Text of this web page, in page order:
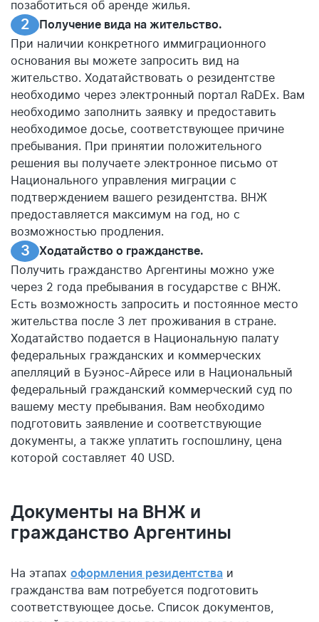
позаботиться об аренде жилья.
Получение вида на жительство.
При наличии конкретного иммиграционного
основания вы можете запросить вид на
жительство. Ходатайствовать о резидентстве
необходимо через электронный портал RaDEx. Вам
необходимо заполнить заявку и предоставить
необходимое досье, соответствующее причине
пребывания. При принятии положительного
решения вы получаете электронное письмо от
Национального управления миграции с
подтверждением вашего резидентства. ВНЖ
предоставляется максимум на год, но с
возможностью продления.
Ходатайство о гражданстве.
Получить гражданство Аргентины можно уже
через 2 года пребывания в государстве с ВНЖ.
Есть возможность запросить и постоянное место
жительства после 3 лет проживания в стране.
Ходатайство подается в Национальную палату
федеральных гражданских и коммерческих
апелляций в Буэнос-Айресе или в Национальный
федеральный гражданский коммерческий суд по
вашему месту пребывания. Вам необходимо
подготовить заявление и соответствующие
документы, а также уплатить госпошлину, цена
которой составляет 40 USD.
Документы на ВНЖ и
гражданство Аргентины
На этапах оформления резидентства и
гражданства вам потребуется подготовить
соответствующее досье. Список документов,